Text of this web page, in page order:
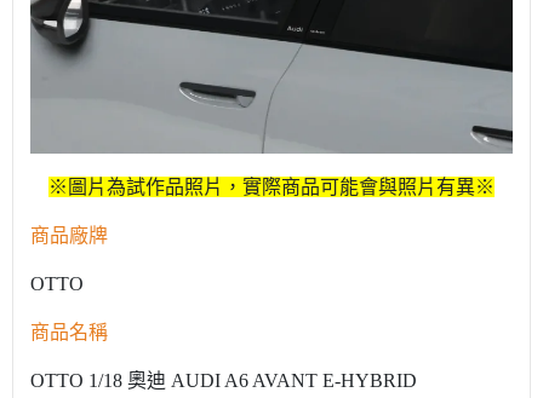
※圖片為試作品照片，實際商品可能會與照片有異※
商品廠牌
OTTO
商品名稱
OTTO 1/18 奧迪 AUDI A6 AVANT E-HYBRID